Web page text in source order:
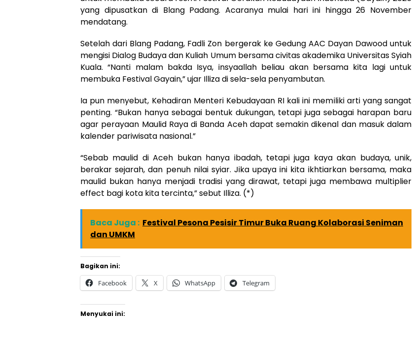
yang dipusatkan di Blang Padang. Acaranya mulai hari ini hingga 26 November
mendatang.
Setelah dari Blang Padang, Fadli Zon bergerak ke Gedung AAC Dayan Dawood untuk
mengisi Dialog Budaya dan Kuliah Umum bersama civitas akademika Universitas Syiah
Kuala. “Nanti malam bakda Isya, insyaallah beliau akan bersama kita lagi untuk
membuka Festival Gayain,” ujar Illiza di sela-sela penyambutan.
Ia pun menyebut, Kehadiran Menteri Kebudayaan RI kali ini memiliki arti yang sangat
penting. “Bukan hanya sebagai bentuk dukungan, tetapi juga sebagai harapan baru
agar perayaan Maulid Raya di Banda Aceh dapat semakin dikenal dan masuk dalam
kalender pariwisata nasional.”
“Sebab maulid di Aceh bukan hanya ibadah, tetapi juga kaya akan budaya, unik,
berakar sejarah, dan penuh nilai syiar. Jika upaya ini kita ikhtiarkan bersama, maka
maulid bukan hanya menjadi tradisi yang dirawat, tetapi juga membawa multiplier
effect bagi kota kita tercinta,” sebut Illiza. (*)
Baca Juga : Festival Pesona Pesisir Timur Buka Ruang Kolaborasi Seniman
dan UMKM
Bagikan ini:
Facebook X WhatsApp Telegram
Menyukai ini: